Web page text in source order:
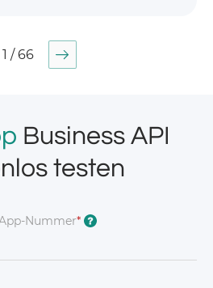
1 / 66
Business API
testen
Nummer* ?